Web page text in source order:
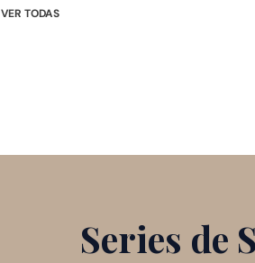
VER TODAS
Series de